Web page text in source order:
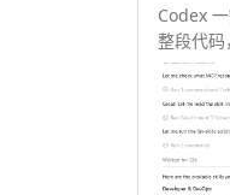
Codex
整段代